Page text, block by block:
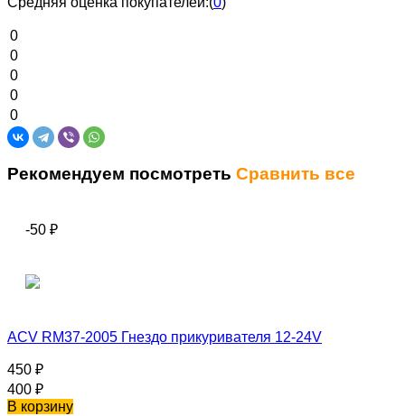
0
0
0
0
0
Рекомендуем посмотреть Сравнить все
-50 ₽
ACV RM37-2005 Гнездо прикуривателя 12-24V
450 ₽
400 ₽
В корзину